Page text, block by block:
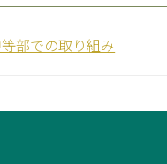
部での取り組み